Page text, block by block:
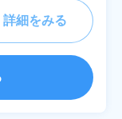
詳細をみる